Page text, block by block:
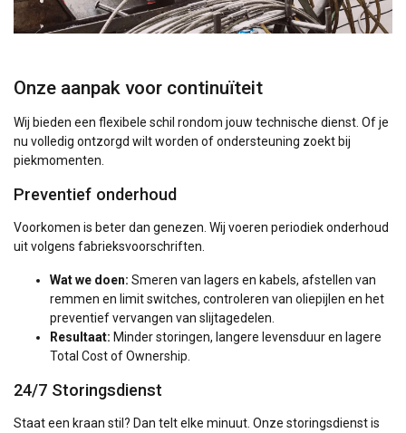
Onze aanpak voor continuïteit
Wij bieden een flexibele schil rondom jouw technische dienst. Of je
nu volledig ontzorgd wilt worden of ondersteuning zoekt bij
piekmomenten.
Preventief onderhoud
Voorkomen is beter dan genezen. Wij voeren periodiek onderhoud
uit volgens fabrieksvoorschriften.
Wat we doen: Smeren van lagers en kabels, afstellen van
remmen en limit switches, controleren van oliepijlen en het
preventief vervangen van slijtagedelen.
Resultaat: Minder storingen, langere levensduur en lagere
Total Cost of Ownership.
24/7 Storingsdienst
Staat een kraan stil? Dan telt elke minuut. Onze storingsdienst is